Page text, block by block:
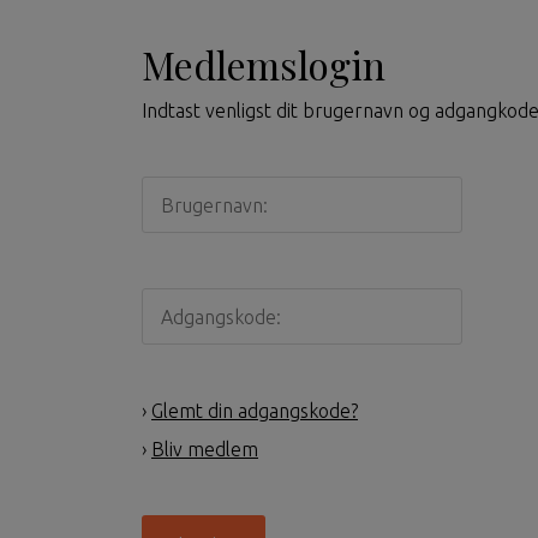
Medlemslogin
Indtast venligst dit brugernavn og
› Glemt din adgangskode?
› Bliv medlem